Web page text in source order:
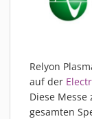
KONZEPTE
Relyon
auf der
Diese
gesamten